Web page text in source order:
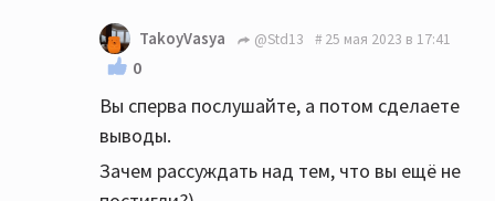
TakoyVasya @Std13 25 мая 2023 в 17:41
0
Вы сперва послушайте, а потом сделаете
выводы.
Зачем рассуждать над тем, что вы ещё не